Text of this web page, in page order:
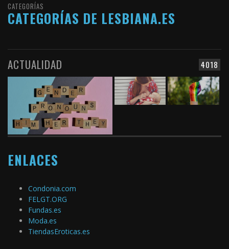
CATEGORÍAS
CATEGORÍAS DE LESBIANA.ES
4018
ACTUALIDAD
ENLACES
Condonia.com
FELGT.ORG
Fundas.es
Moda.es
TiendasEroticas.es